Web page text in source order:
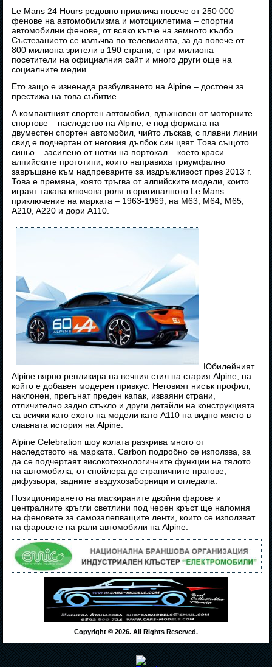
Le Mans 24 Hours редовно привлича повече от 250 000
фенове на автомобилизма и мотоциклетима – спортни
автомобилни фенове, от всяко кътче на земното кълбо.
Състезанието се излъчва по телевизията, за да повече от
800 милиона зрители в 190 страни, с три милиона
посетители на официалния сайт и много други още на
социалните медии.
Ето защо е изненада разбулването на Alpine – достоен за
престижа на това събитие.
А компактният спортен автомобил, вдъхновен от моторните
спортове – наследство на Alpine, е под формата на
двуместен спортен автомобил, чийто лъскав, с плавни линии
свид е подчертан от неговия дълбок син цвят. Това същото
синьо – засилено от нотки на портокал – което краси
алпийските прототипи, които направиха триумфално
завръщане към надпреварите за издръжливост през 2013 г.
Това е премяна, която тръгва от алпийските модели, които
играят такава ключова роля в оригиналното Le Mans
приключение на марката – 1963-1969, на M63, M64, M65,
A210, A220 и дори A110.
Юбилейният
Alpine вярно репликира на вечния стил на стария Alpine, на
който е добавен модерен привкус. Неговият нисък профил,
наклонен, прегънат преден капак, изваяни страни,
отличително задно стъкло и други детайли на конструкцията
са всички като ехото на модели като A110 на видно място в
славната история на Alpine.
Alpine Celebration шоу колата разкрива много от
наследството на марката. Carbon подробно се използва, за
да се подчертаят високотехнологичните функции на тялото
на автомобила, от спойлера до страничните прагове,
дифузьора, задните въздухозаборници и огледала.
Позиционирането на маскираните двойни фарове и
централните кръгли светлини под черен кръст ще напомня
на феновете за самозалепващите ленти, които се използват
на фаровете на рали автомобили на Alpine.
Copyright © 2026. All Rights Reserved.